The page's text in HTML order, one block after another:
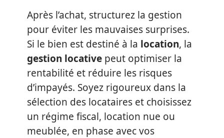
Après l’achat, structurez la gestion
pour éviter les mauvaises surprises.
Si le bien est destiné à la location, la
gestion locative peut optimiser la
rentabilité et réduire les risques
d’impayés. Soyez rigoureux dans la
sélection des locataires et choisissez
un régime fiscal, location nue ou
meublée, en phase avec vos